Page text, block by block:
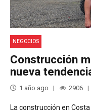
NEGOCIOS
Construcción
nueva
1 año ago 2906
La construcción en